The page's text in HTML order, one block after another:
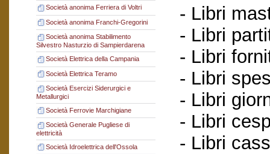
Società anonima Ferriera di Voltri
Società anonima Franchi-Gregorini
Società anonima Stabilimento
Silvestro Nasturzio di Sampierdarena
Società Elettrica della Campania
Società Elettrica Teramo
Società Esercizi Siderurgici e
Metallurgici
Società Ferrovie Marchigiane
Società Generale Pugliese di
elettricità
Società Idroelettrica dell'Ossola
- Libri
- Libri
- Libri
- Libri
- Libri
- Libri
- Libri